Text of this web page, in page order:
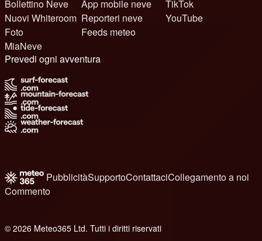
Bollettino Neve
Nuovi Whiteroom
Foto
MiaNeve
App mobile neve
Reporteri neve
Feeds meteo
TikTok
YouTube
Prevedi ogni avventura
PubblicitàSupportoContattaciCollegamento a noi
Commento
© 2026 Meteo365 Ltd. Tutti i diritti riservati